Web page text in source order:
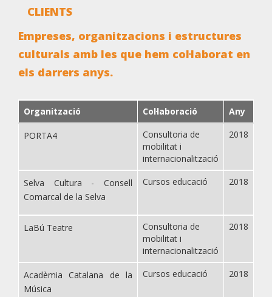
d'ariadna
CLIENTS
Empreses, organitzacions i estructures
culturals amb les que hem col·laborat en
els darrers anys.
Organització Col·laboració Any
PORTA4
Consultoria de
mobilitat i
internacionalització
2018
Selva Cultura - Consell
Comarcal de la Selva
Cursos educació 2018
LaBú Teatre
Consultoria de
mobilitat i
internacionalització
2018
Acadèmia Catalana de la
Música
Cursos educació 2018